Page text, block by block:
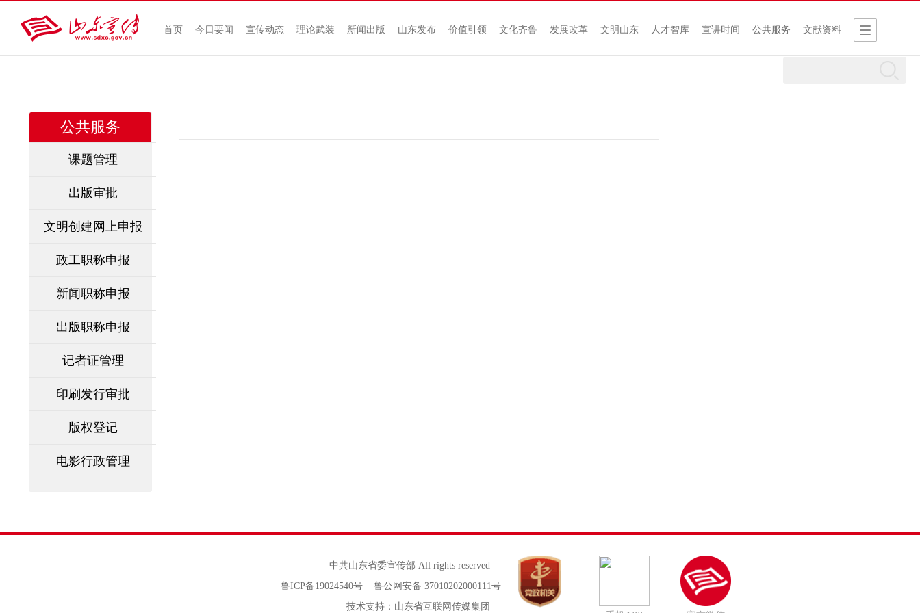
首页 今日要闻 宣传动态 理论武装 新闻出版 山东发布 价值引领 文化齐鲁 发展改革 文明山东 人才智库 宣讲时间 公共服务 文献资料
公共服务
课题管理
出版审批
文明创建网上申报
政工职称申报
新闻职称申报
出版职称申报
记者证管理
印刷发行审批
版权登记
电影行政管理
中共山东省委宣传部 All rights reserved
鲁ICP备19024540号 鲁公网安备 37010202000111号
技术支持：山东省互联网传媒集团